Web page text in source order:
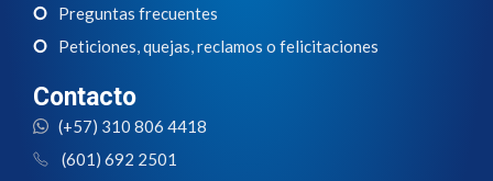
Preguntas frecuentes
Peticiones, quejas, reclamos o felicitaciones
Contacto
(+57) 310 806 4418
(601) 692 2501